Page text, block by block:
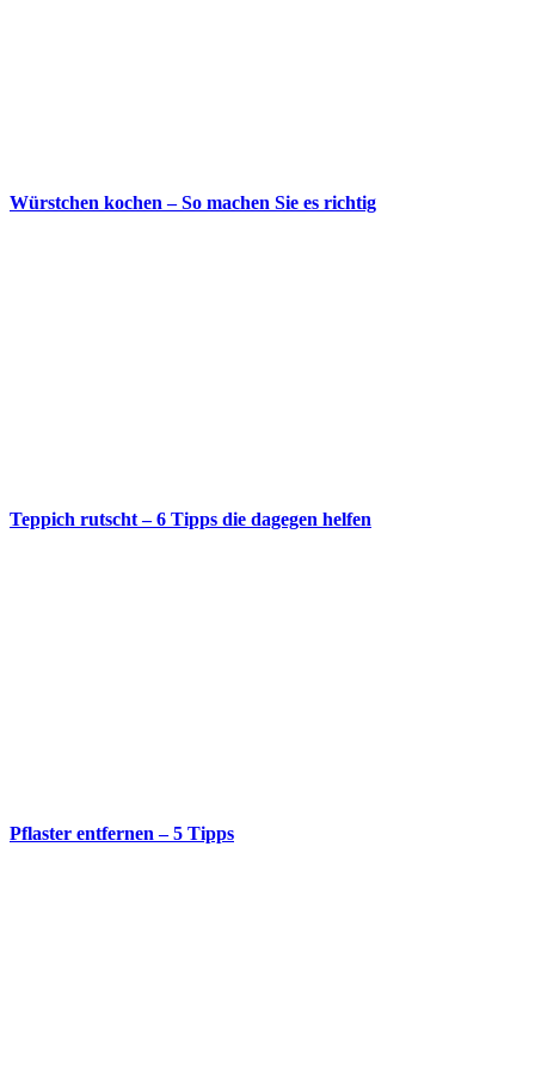
Würstchen kochen – So machen Sie es richtig
Teppich rutscht – 6 Tipps die dagegen helfen
Pflaster entfernen – 5 Tipps